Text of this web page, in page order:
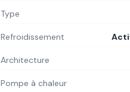
Type
Refroidissement
Architecture
Pompe à chaleur